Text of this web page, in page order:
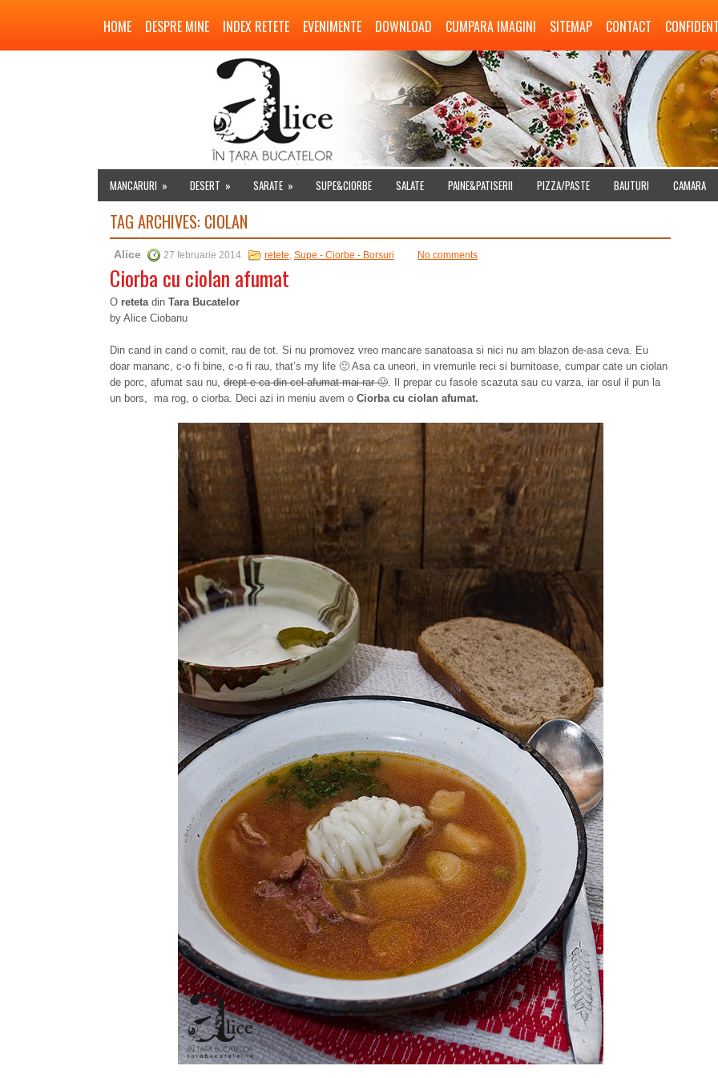
HOME DESPRE MINE INDEX RETETE EVENIMENTE DOWNLOAD CUMPARA IMAGINI SITEMAP CONTACT
MANCARURI » DESERT » SARATE » SUPE&CIORBE SALATE PAINE&PATISERII PIZZA/PASTE BAUTURI CAMARA
TAG ARCHIVES: CIOLAN
Alice 27 februarie 2014 retete, Supe - Ciorbe - Borsuri No comments
Ciorba cu ciolan afumat
O retetadin Tara Bucatelor
by Alice Ciobanu
Din cand in cand o comit, rau de tot. Si nu promovez vreo mancare sanatoasa si nici nu am blazon de-asa ceva. Eu
doar mananc, c-o fi bine, c-o fi rau, that’s my life 🙂 Asa ca uneori, in vremurile reci si burnitoase, cumpar cate un ciolan
de porc, afumat sau nu, drept e ca din cel afumat mai rar 🙂. Il prepar cu fasole scazuta sau cu varza, iar osul il pun la
un bors, ma rog, o ciorba. Deci azi in meniu avem o Ciorba cu ciolan afumat.